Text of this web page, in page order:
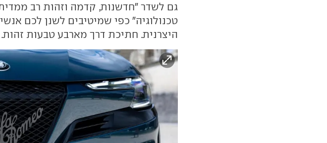
גם לשדר "חדשנות, קדמה וזהות רב
טכנולוגיה" כפי שמיטיבים לשנן לכם
היצרנית. חתיכת דרך מארבע טבעות זהות.